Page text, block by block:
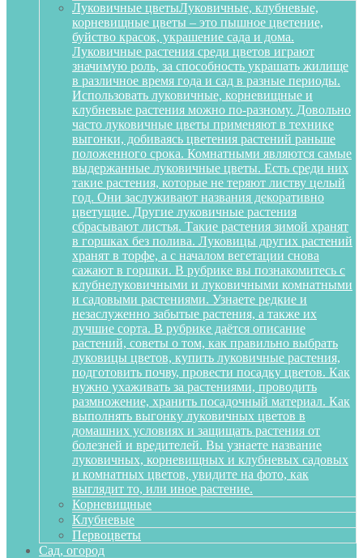
Луковичные цветыЛуковичные, клубневые,
корневищные цветы – это пышное цветение,
буйство красок, украшение сада и дома.
Луковичные растения среди цветов играют
значимую роль, за способность украшать жилище
в различное время года и сад в разные периоды.
Использовать луковичные, корневищные и
клубневые растения можно по-разному. Довольно
часто луковичные цветы применяют в технике
выгонки, добиваясь цветения растений раньше
положенного срока. Комнатными являются самые
выдержанные луковичные цветы. Есть среди них
такие растения, которые не теряют листву целый
год. Они заслуживают названия декоративно
цветущие. Другие луковичные растения
сбрасывают листья. Такие растения зимой хранят
в горшках без полива. Луковицы других растений
хранят в торфе, а с началом вегетации снова
сажают в горшки. В рубрике вы познакомитесь с
клубнелуковичными и луковичными комнатными
и садовыми растениями. Узнаете редкие и
незаслуженно забытые растения, а также их
лучшие сорта. В рубрике даётся описание
растений, советы о том, как правильно выбрать
луковицы цветов, купить луковичные растения,
подготовить почву, провести посадку цветов. Как
нужно ухаживать за растениями, проводить
размножение, хранить посадочный материал. Как
выполнять выгонку луковичных цветов в
домашних условиях и защищать растения от
болезней и вредителей. Вы узнаете название
луковичных, корневищных и клубневых садовых
и комнатных цветов, увидите на фото, как
выглядит то, или иное растение.
Корневищные
Клубневые
Первоцветы
Сад, огород